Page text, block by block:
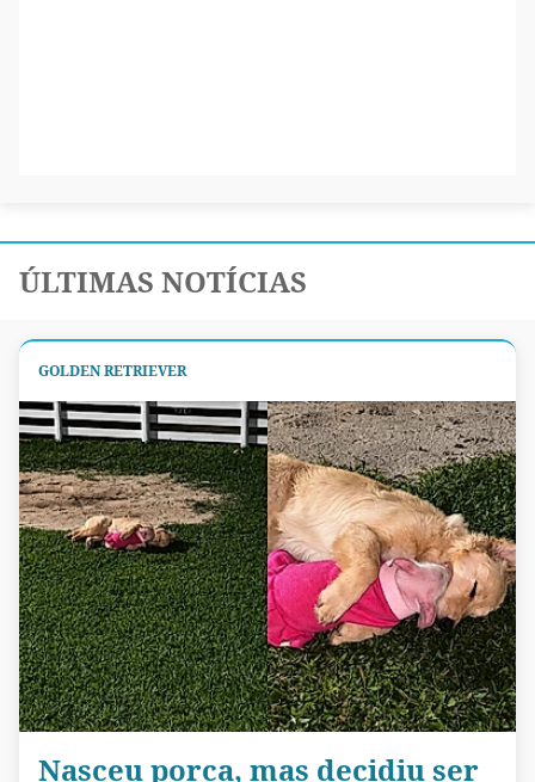
ÚLTIMAS NOTÍCIAS
GOLDEN RETRIEVER
Nasceu porca, mas decidiu ser